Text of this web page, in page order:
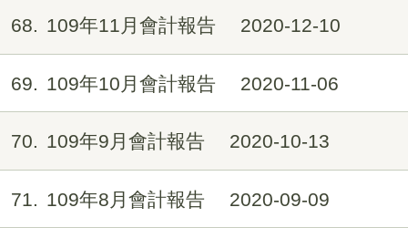
68 109年11月會計報告 2020-12-10
69 109年10月會計報告 2020-11-06
70 109年9月會計報告 2020-10-13
71 109年8月會計報告 2020-09-09